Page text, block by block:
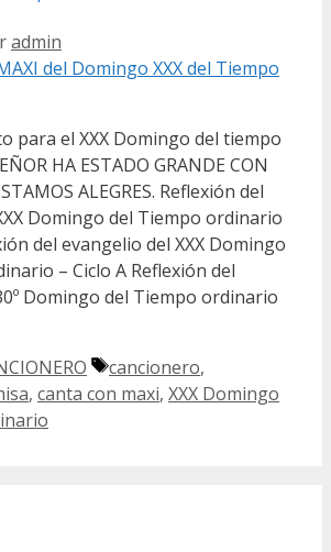
admin
para el XXX Domingo del tiempo
HA ESTADO GRANDE CON
ALEGRES. Reflexión del
Domingo del Tiempo ordinario
del evangelio del XXX Domingo
– Ciclo A Reflexión del
Domingo del Tiempo ordinario
Etiquetas
cancionero,
, canta con maxi, XXX Domingo